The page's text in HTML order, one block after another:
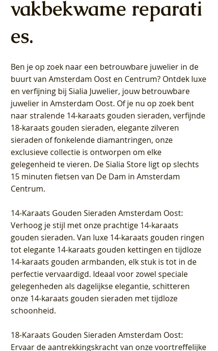
vakbekwame reparati
es.
Ben je op zoek naar een betrouwbare juwelier in de
buurt van Amsterdam Oost en Centrum? Ontdek luxe
en verfijning bij Sialia Juwelier, jouw betrouwbare
juwelier in Amsterdam Oost. Of je nu op zoek bent
naar stralende 14-karaats gouden sieraden, verfijnde
18-karaats gouden sieraden, elegante zilveren
sieraden of fonkelende diamantringen, onze
exclusieve collectie is ontworpen om elke
gelegenheid te vieren. De Sialia Store ligt op slechts
15 minuten fietsen van De Dam in Amsterdam
Centrum.
14-Karaats Gouden Sieraden Amsterdam Oost:
Verhoog je stijl met onze prachtige 14-karaats
gouden sieraden. Van luxe 14-karaats gouden ringen
tot elegante 14-karaats gouden kettingen en tijdloze
14-karaats gouden armbanden, elk stuk is tot in de
perfectie vervaardigd. Ideaal voor zowel speciale
gelegenheden als dagelijkse elegantie, schitteren
onze 14-karaats gouden sieraden met tijdloze
schoonheid.
18-Karaats Gouden Sieraden Amsterdam Oost:
Ervaar de aantrekkingskracht van onze voortreffelijke